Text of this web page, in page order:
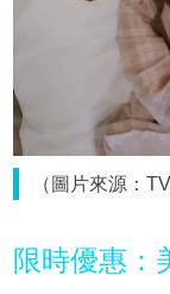
（圖片來源：
限時優惠：